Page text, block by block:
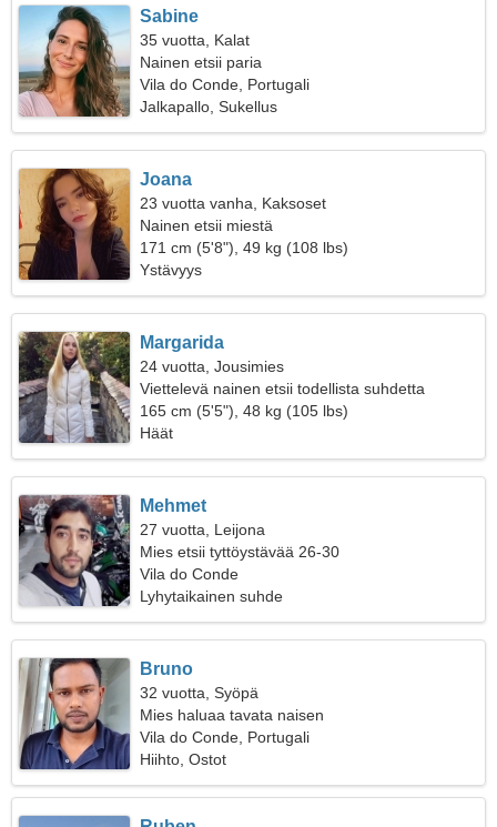
Sabine
35 vuotta, Kalat
Nainen etsii paria
Vila do Conde, Portugali
Jalkapallo, Sukellus
Joana
23 vuotta vanha, Kaksoset
Nainen etsii miestä
171 cm (5'8"), 49 kg (108 lbs)
Ystävyys
Margarida
24 vuotta, Jousimies
Viettelevä nainen etsii todellista suhdetta
165 cm (5'5"), 48 kg (105 lbs)
Häät
Mehmet
27 vuotta, Leijona
Mies etsii tyttöystävää 26-30
Vila do Conde
Lyhytaikainen suhde
Bruno
32 vuotta, Syöpä
Mies haluaa tavata naisen
Vila do Conde, Portugali
Hiihto, Ostot